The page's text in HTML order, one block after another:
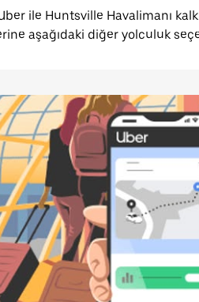
ile Huntsville Havalimanı
aşağıdaki diğer yolculuk